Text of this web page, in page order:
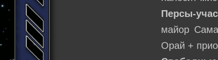
Персы-
майор
Орай +